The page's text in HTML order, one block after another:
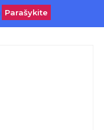
Parašykite